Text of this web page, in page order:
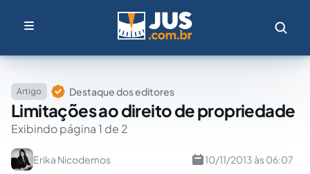
Artigo Destaque dos editores
Limitações ao direito de propriedade
Exibindo página 1 de 2
Erika Nicodemos 10/11/2013 às 06:07